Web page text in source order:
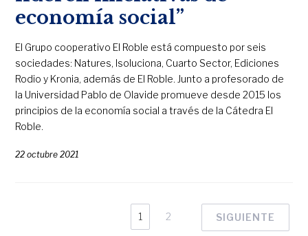
economía social”
El Grupo cooperativo El Roble está compuesto por seis
sociedades: Natures, Isoluciona, Cuarto Sector, Ediciones
Rodio y Kronia, además de El Roble. Junto a profesorado de
la Universidad Pablo de Olavide promueve desde 2015 los
principios de la economía social a través de la Cátedra El
Roble.
22 octubre 2021
1 2 SIGUIENTE